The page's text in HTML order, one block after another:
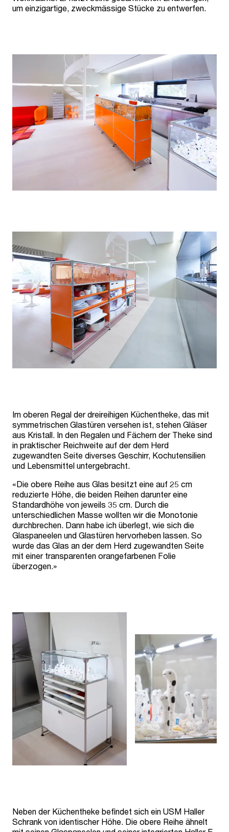
um einzigartige, zweckmässige Stücke zu entwerfen.
Im oberen Regal der dreireihigen Küchentheke, das mit
symmetrischen Glastüren versehen ist, stehen Gläser
aus Kristall. In den Regalen und Fächern der Theke sind
in praktischer Reichweite auf der dem Herd
zugewandten Seite diverses Geschirr, Kochutensilien
und Lebensmittel untergebracht.
«Die obere Reihe aus Glas besitzt eine auf 25 cm
reduzierte Höhe, die beiden Reihen darunter eine
Standardhöhe von jeweils 35 cm. Durch die
unterschiedlichen Masse wollten wir die Monotonie
durchbrechen. Dann habe ich überlegt, wie sich die
Glaspaneelen und Glastüren hervorheben lassen. So
wurde das Glas an der dem Herd zugewandten Seite
mit einer transparenten orangefarbenen Folie
überzogen.»
Neben der Küchentheke befindet sich ein USM Haller
Schrank von identischer Höhe. Die obere Reihe ähnelt